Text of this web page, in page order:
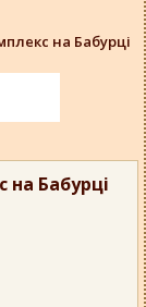
Бабурці
на Бабурці